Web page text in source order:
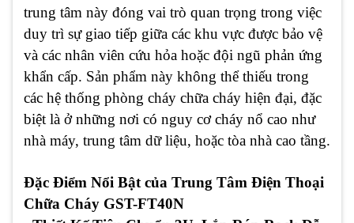
trung tâm này đóng vai trò quan trọng trong việc
duy trì sự giao tiếp giữa các khu vực được bảo vệ
và các nhân viên cứu hỏa hoặc đội ngũ phản ứng
khẩn cấp. Sản phẩm này không thể thiếu trong
các hệ thống phòng cháy chữa cháy hiện đại, đặc
biệt là ở những nơi có nguy cơ cháy nổ cao như
nhà máy, trung tâm dữ liệu, hoặc tòa nhà cao tầng.
Đặc Điểm Nổi Bật của Trung Tâm Điện Thoại
Chữa Cháy GST-FT40N